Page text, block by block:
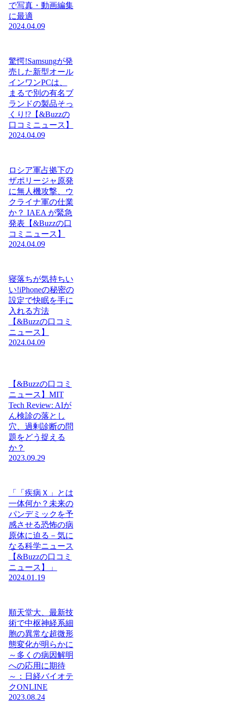
で写真・動画編集
に最適
2024.04.09
驚愕!Samsungが発
売した新型オール
インワンPCは、
まるで別の有名ブ
ランドの製品そっ
くり!?【&Buzzの
口コミニュース】
2024.04.09
ロシア軍占拠下の
ザポリージャ原発
に無人機攻撃、ウ
クライナ軍の仕業
か？ IAEA が緊急
発表【&Buzzの口
コミニュース】
2024.04.09
寝落ちが気持ちい
い!iPhoneの秘密の
設定で快眠を手に
入れる方法
【&Buzzの口コミ
ニュース】
2024.04.09
【&Buzzの口コミ
ニュース】MIT
Tech Review: AIが
ん検診の落とし
穴、過剰診断の問
題をどう捉える
か？
2023.09.29
「「疾病Ｘ」とは
一体何か？未来の
パンデミックを予
感させる恐怖の病
原体に迫る－気に
なる科学ニュース
【&Buzzの口コミ
ニュース】」
2024.01.19
順天堂大、最新技
術で中枢神経系細
胞の異常な超微形
態変化が明らかに
～多くの病因解明
への応用に期待
～：日経バイオテ
クONLINE
2023.08.24